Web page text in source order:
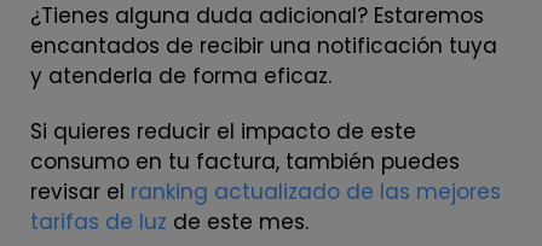
¿Tienes alguna duda adicional? Estaremos
encantados de recibir una notificación tuya
y atenderla de forma eficaz.
Si quieres reducir el impacto de este
consumo en tu factura, también puedes
revisar el ranking actualizado de las mejores
tarifas de luz de este mes.